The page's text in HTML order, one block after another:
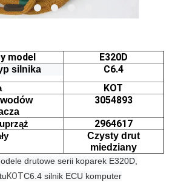
model E320D
silnika C6.4
KOT
3054893
uprząż 2964617
Czysty drut
miedziany
drutowe serii koparek E320D,
KOTC6.4 silnik ECU komputer